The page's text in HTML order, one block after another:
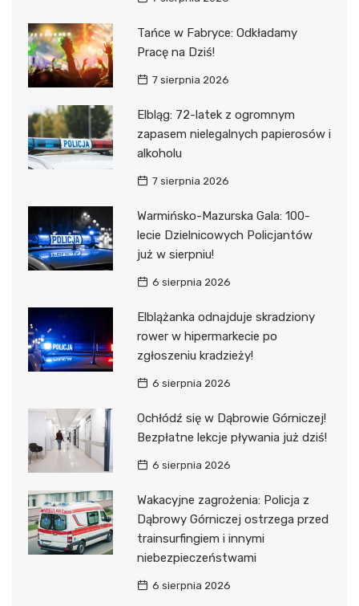
Tańce w Fabryce: Odkładamy
Pracę na Dziś!
7 sierpnia 2026
Elbląg: 72-latek z ogromnym
zapasem nielegalnych papierosów i
alkoholu
7 sierpnia 2026
Warmińsko-Mazurska Gala: 100-
lecie Dzielnicowych Policjantów
już w sierpniu!
6 sierpnia 2026
Elblążanka odnajduje skradziony
rower w hipermarkecie po
zgłoszeniu kradzieży!
6 sierpnia 2026
Ochłódź się w Dąbrowie Górniczej!
Bezpłatne lekcje pływania już dziś!
6 sierpnia 2026
Wakacyjne zagrożenia: Policja z
Dąbrowy Górniczej ostrzega przed
trainsurfingiem i innymi
niebezpieczeństwami
6 sierpnia 2026